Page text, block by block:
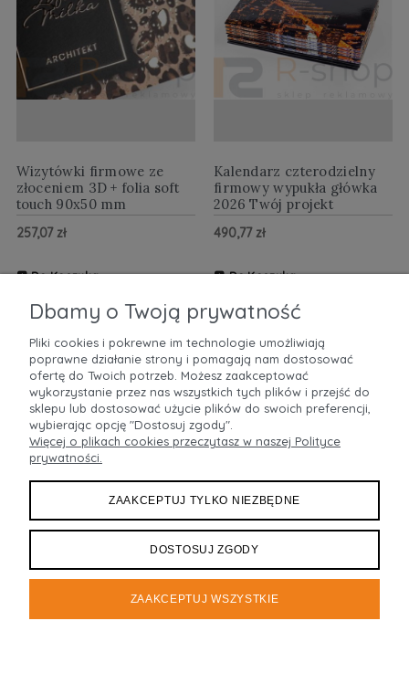
Wizytówki firmowe ze
złoceniem 3D + folia soft
touch 90x50 mm
257,07 zł
Do Koszyka
Kalendarz czterodzielny
firmowy wypukła główka
2026 Twój projekt
490,77 zł
Do Koszyka
POMOC
MOJE KONTO
INFORMACJE
O NAS
Dbamy o Twoją prywatność
Pliki cookies i pokrewne im technologie umożliwiają
poprawne działanie strony i pomagają nam dostosować
ofertę do Twoich potrzeb. Możesz zaakceptować
wykorzystanie przez nas wszystkich tych plików i przejść do
sklepu lub dostosować użycie plików do swoich preferencji,
wybierając opcję "Dostosuj zgody".
Więcej o plikach cookies przeczytasz w naszej Polityce
prywatności.
ZAAKCEPTUJ TYLKO NIEZBĘDNE
DOSTOSUJ ZGODY
ZAAKCEPTUJ WSZYSTKIE